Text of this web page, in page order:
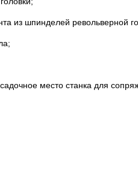
из шпинделей револьверной
место станка для